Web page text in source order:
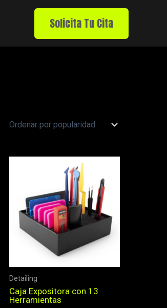
Solicita Tu Cita
Detailing
Caja Expositora con 13
Herramientas